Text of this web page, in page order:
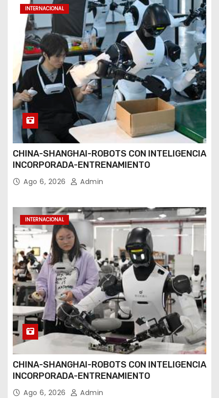
INTERNACIONAL
CHINA-SHANGHAI-ROBOTS CON INTELIGENCIA
INCORPORADA-ENTRENAMIENTO
Ago 6, 2026 Admin
INTERNACIONAL
CHINA-SHANGHAI-ROBOTS CON INTELIGENCIA
INCORPORADA-ENTRENAMIENTO
Ago 6, 2026 Admin